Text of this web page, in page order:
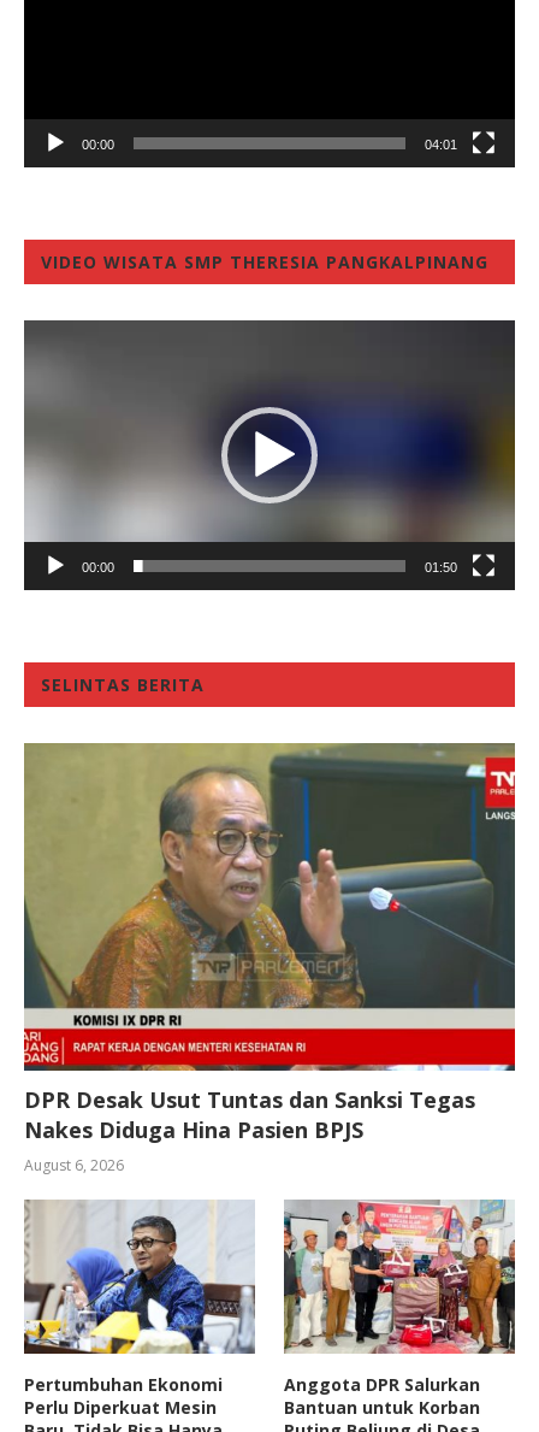
00:00 04:01
VIDEO WISATA SMP THERESIA PANGKALPINANG
00:00 01:50
SELINTAS BERITA
DPR Desak Usut Tuntas dan Sanksi Tegas
Nakes Diduga Hina Pasien BPJS
August 6, 2026
Pertumbuhan Ekonomi
Perlu Diperkuat Mesin
Anggota DPR Salurkan
Bantuan untuk Korban